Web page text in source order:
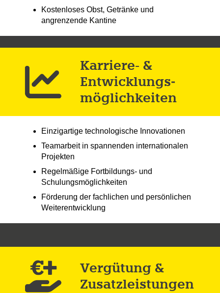
Kostenloses Obst, Getränke und
angrenzende Kantine
Karriere- &
Entwicklungs­
möglich­keiten
Einzigartige technologische Innovationen
Teamarbeit in spannenden internationalen
Projekten
Regelmäßige Fortbildungs- und
Schulungsmöglichkeiten
Förderung der fachlichen und persönlichen
Weiterentwicklung
Vergütung &
Zusatz­leistungen